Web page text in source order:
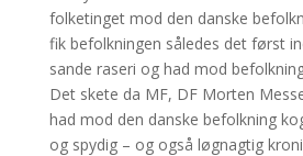
folketinget mod den danske
fik befolkningen således det først
sande raseri og had mod
Det skete da MF, DF Morten
had mod den danske befolkning
og spydig – og også løgnagtig